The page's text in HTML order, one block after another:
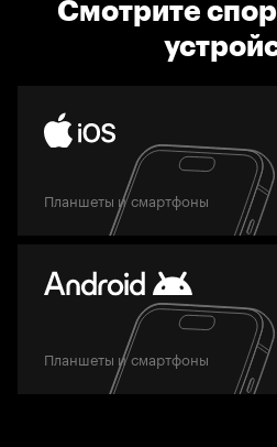
Смотрите
Планшеты и смартфоны
Планшеты и смартфоны